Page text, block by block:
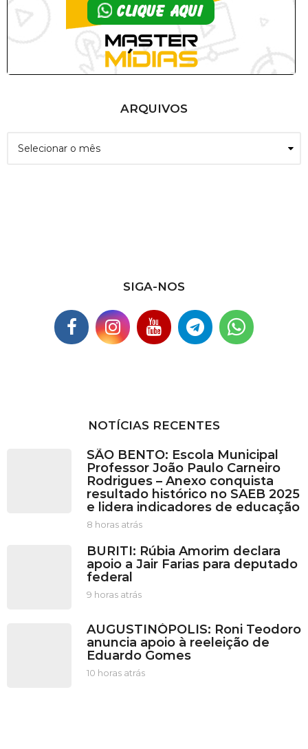
ARQUIVOS
SIGA-NOS
NOTÍCIAS RECENTES
SÃO BENTO: Escola Municipal
Professor João Paulo Carneiro
Rodrigues – Anexo conquista
resultado histórico no SAEB 2025
e lidera indicadores de educação
8 horas atrás8
o
r
r
á
s
BURITI: Rúbia Amorim declara
apoio a Jair Farias para deputado
federal
9 horas atrás9
r
a
s
a
AUGUSTINÓPOLIS: Roni Teodoro
anuncia apoio à reeleição de
Eduardo Gomes
10 horas atrás1